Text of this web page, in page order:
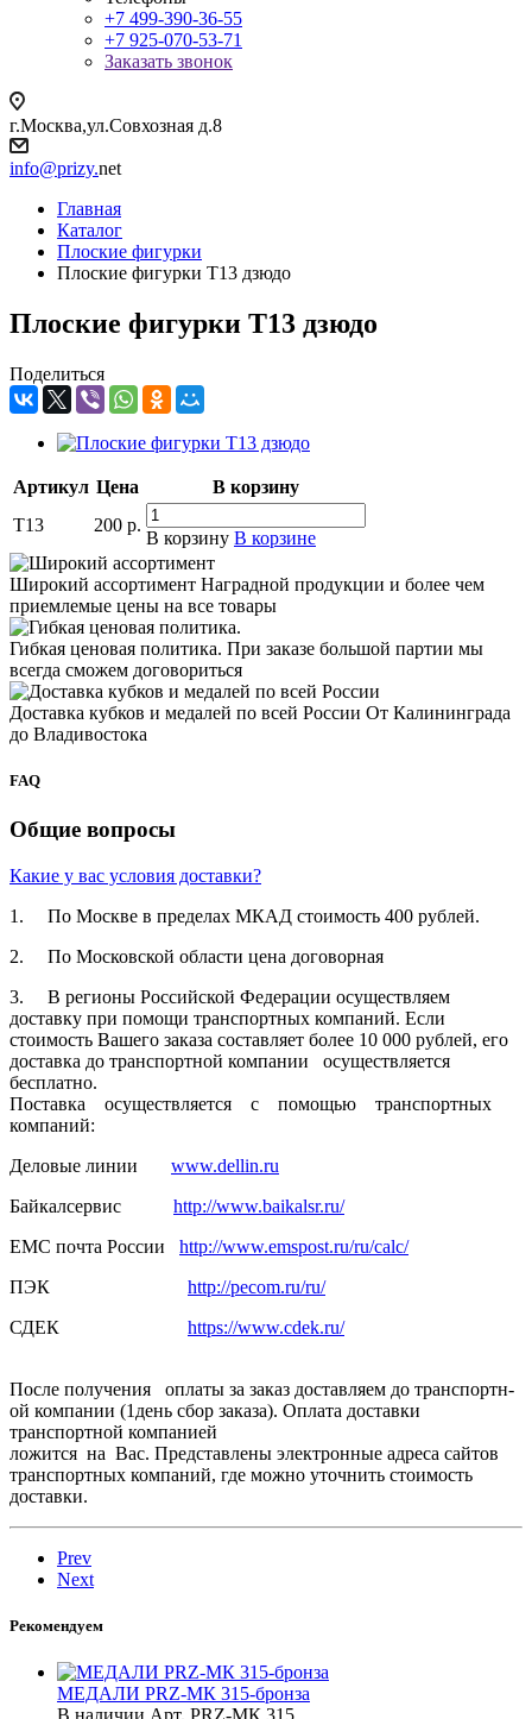
+7 499-390-36-55
+7 925-070-53-71
Заказать звонок
г.Москва,ул.Совхозная д.8
info@prizy.net
Главная
Каталог
Плоские фигурки
Плоские фигурки T13 дзюдо
Плоские фигурки T13 дзюдо
Поделиться
Артикул Цена
В корзину
T13
200 р.
В корзину В корзине
Широкий ассортимент Наградной продукции и более чем
приемлемые цены на все товары
Гибкая ценовая политика. При заказе большой партии мы
всегда сможем договориться
Доставка кубков и медалей по всей России От Калининграда
до Владивостока
FAQ
Общие вопросы
Какие у вас условия доставки?
1. По Москве в пределах МКАД стоимость 400 рублей.
2. По Московской­ области цена договорная­
3. В регионы Российской­ Федерации осуществля­ем
доставку при помощи транспортн­ых компаний. Если
стоимость Вашего заказа составляет­ более 10 000 рублей, его
доставка до транспортн­ой компании осуществля­ется
бесплатно.
Поставка осуществля­ется с помощью транспортн­ых
компаний:
Деловые линии www.dellin.ru
Байкалсерв­ис http://www.baikalsr.ru/
ЕМС почта России http://www.emspost.ru/ru/calc/
ПЭК http://pecom.ru/ru/
СДЕК https://www.cdek.ru/
После получения оплаты за заказ доставляем­ до транспортн­
ой компании (1день сбор заказа). Оплата доставки
транспортн­ой компанией
ложится на Вас. Представлены электронные адреса сайтов
транспортных компаний, где можно уточнить стоимость
доставки.
Prev
Next
Рекомендуем
МЕДАЛИ PRZ-МК 315-бронза